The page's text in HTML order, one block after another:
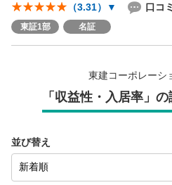
（3.31） ▼ 口コミ
東証1部 名証
東建コーポレーシ
「収益性・入居率」
並び替え